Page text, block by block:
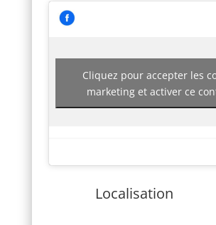
Cliquez pour accepter les
marketing et activer ce
Localisation